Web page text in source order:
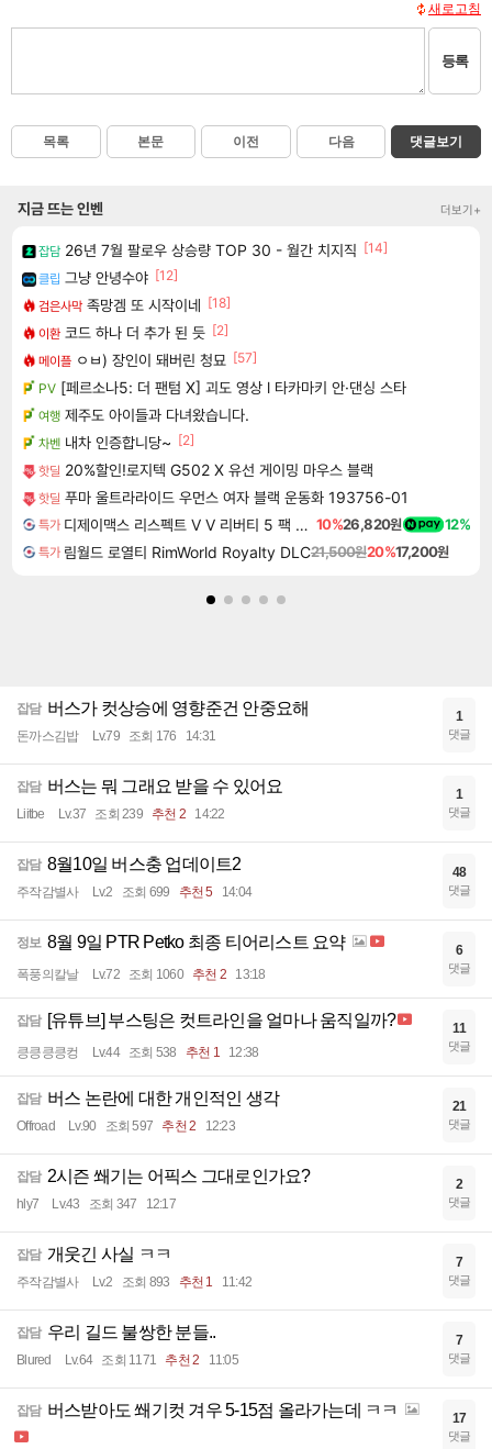
새로고침
등록
목록 본문 이전 다음 댓글보기
지금 뜨는 인벤 더보기+
잡담 26년 7월 팔로우 상승량 TOP 30 - 월간 치지직 [14]
클립 그냥 안녕수야 [12]
검은사막 족망겜 또 시작이네 [18]
이환 코드 하나 더 추가 된 듯 [2]
메이플 ㅇㅂ) 장인이 돼버린 청묘 [57]
PV [페르소나5: 더 팬텀 X] 괴도 영상 l 타카마키 안·댄싱 스타
여행 제주도 아이들과 다녀왔습니다.
차벤 내차 인증합니당~ [2]
핫딜 20%할인!로지텍 G502 X 유선 게이밍 마우스 블랙
핫딜 푸마 울트라라이드 우먼스 여자 블랙 운동화 193756-01
특가 디제이맥스 리스펙트 V V 리버티 5 팩 DJMAX RESPECT V V Liberty 5 Pack DLC 10%26,820원 12%
특가 림월드 로열티 RimWorld Royalty DLC21,500원20%17,200원
잡담 버스가 컷상승에 영향준건 안중요해
돈까스김밥 Lv.79 조회 176 14:31
1
댓글
잡담 버스는 뭐 그래요 받을 수 있어요
Liitbe Lv.37 조회 239 추천 2 14:22
1
댓글
잡담 8월10일 버스충 업데이트2
주작감별사 Lv.2 조회 699 추천 5 14:04
48
댓글
정보 8월 9일 PTR Petko 최종 티어리스트 요약
폭풍의칼날 Lv.72 조회 1060 추천 2 13:18
6
댓글
잡담 [유튜브] 부스팅은 컷트라인을 얼마나 움직일까?
킁킁킁킁컹 Lv.44 조회 538 추천 1 12:38
11
댓글
잡담 버스 논란에 대한 개인적인 생각
Offroad Lv.90 조회 597 추천 2 12:23
21
댓글
잡담 2시즌 쐐기는 어픽스 그대로인가요?
hly7 Lv.43 조회 347 12:17
2
댓글
잡담 개웃긴 사실 ㅋㅋ
주작감별사 Lv.2 조회 893 추천 1 11:42
7
댓글
잡담 우리 길드 불쌍한 분들..
Blured Lv.64 조회 1171 추천 2 11:05
7
댓글
잡담 버스받아도 쐐기컷 겨우 5-15점 올라가는데 ㅋㅋ 17
댓글